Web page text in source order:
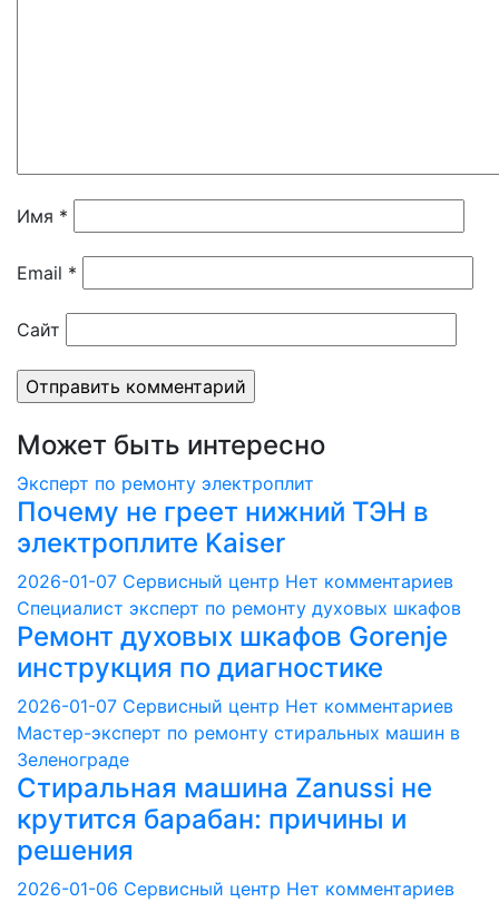
Имя *
Email *
Сайт
Может быть интересно
Эксперт по ремонту электроплит
Почему не греет нижний ТЭН в
электроплите Kaiser
2026-01-07 Сервисный центр Нет комментариев
Специалист эксперт по ремонту духовых шкафов
Ремонт духовых шкафов Gorenje
инструкция по диагностике
2026-01-07 Сервисный центр Нет комментариев
Мастер-эксперт по ремонту стиральных машин в
Зеленограде
Стиральная машина Zanussi не
крутится барабан: причины и
решения
2026-01-06 Сервисный центр Нет комментариев